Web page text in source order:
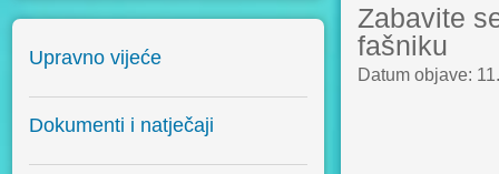
Upravno vijeće
Dokumenti i natječaji
Zabavite
fašniku
Datum objave: